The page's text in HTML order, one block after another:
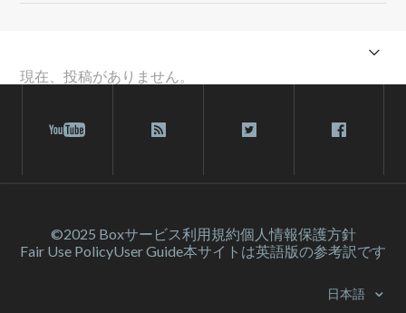
現在、投稿がありません。
©2025 Boxサービス利⽤規約個人情報保護方針
Fair Use PolicyUser Guide本サイトは英語版の参考訳です
日本語